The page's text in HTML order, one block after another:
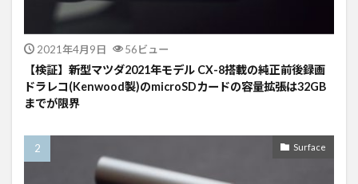
2021年4月9日 56ビュー
【検証】新型マツダ2021年モデル CX-8搭載の純正前後録画
ドラレコ(Kenwood製)のmicroSDカードの容量拡張は32GB
までが限界
Surface